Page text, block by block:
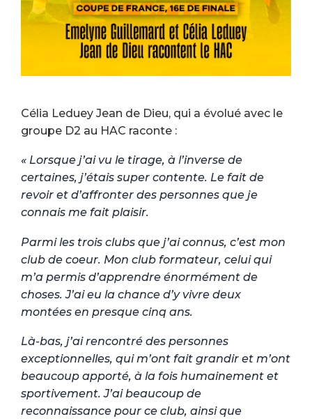
Célia Leduey Jean de Dieu, qui a évolué avec le
groupe D2 au HAC raconte :
« Lorsque j’ai vu le tirage, à l’inverse de
certaines, j’étais super contente. Le fait de
revoir et d’affronter des personnes que je
connais me fait plaisir.
Parmi les trois clubs que j’ai connus, c’est mon
club de coeur. Mon club formateur, celui qui
m’a permis d’apprendre énormément de
choses. J’ai eu la chance d’y vivre deux
montées en presque cinq ans.
Là-bas, j’ai rencontré des personnes
exceptionnelles, qui m’ont fait grandir et m’ont
beaucoup apporté, à la fois humainement et
sportivement. J’ai beaucoup de
reconnaissance pour ce club, ainsi que